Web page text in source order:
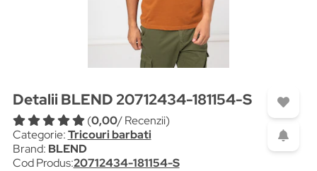
Detalii BLEND 20712434-181154-S
(0,00/ Recenzii)
Categorie:Tricouri barbati
Brand: BLEND
Cod Produs:20712434-181154-S